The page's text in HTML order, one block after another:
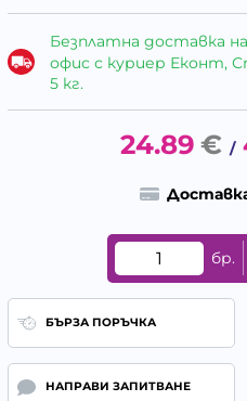
Безплатна доставка
офис с куриер Еконт,
5 кг.
24.89 € /
бр.
БЪРЗА ПОРЪЧКА
НАПРАВИ ЗАПИТВАНЕ